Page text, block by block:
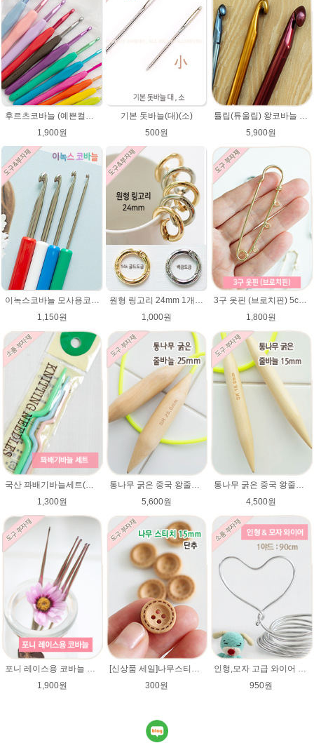
후르츠코바늘 (예쁜컬러 12색상)뜨개바늘 알루미늄코바늘
1,900원
기본 돗바늘(대)(소)
500원
5,900원
이녹스코바늘 모사용코바늘 뜨개바늘
1,150원
원형 링고리 24mm 1개/가방부자재/원터치링/가방고리/태슬고리/열쇠고리 가방고리 키링 부자재
1,000원
1,800원
1,300원
5,600원
4,500원
포니 레이스용 코바늘 0.9mm/1.0mm/1.25mm/1.5mm/1.75mm/레이스용코바늘/lace/레이스코바늘
1,900원
[신상품 세일]나무스티치단추 15mm/나무단추/네츄럴베이지색상/악세사리단추/원형단추/소품/장식단추/유아 아기단추/베이비단추
300원
인형,모자 고급 와이어 (90cm) 2mm,3mm 굵기선택/모자 와이어/알루미늄/인형철사대용/아미네코제작 철사/코바늘인형
950원